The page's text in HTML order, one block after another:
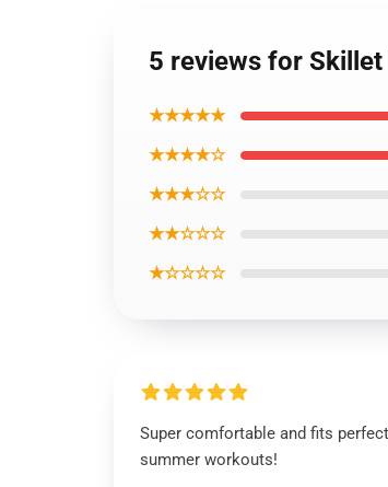
5 reviews for
★★★★★
★★★★☆
★★★☆☆
★★☆☆☆
★☆☆☆☆
Super comfortable and fits
summer workouts!